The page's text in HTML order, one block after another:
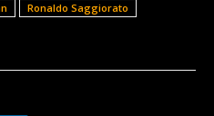
Ronaldo Saggiorato